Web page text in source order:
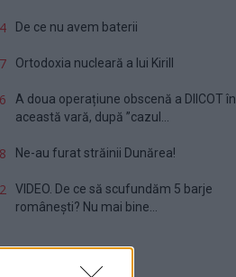
De ce nu avem baterii
Ortodoxia nucleară a lui Kirill
A doua operațiune obscenă a DIICOT în
această vară, după ”cazul...
Ne-au furat străinii Dunărea!
VIDEO. De ce să scufundăm 5 barje
românești? Nu mai bine...